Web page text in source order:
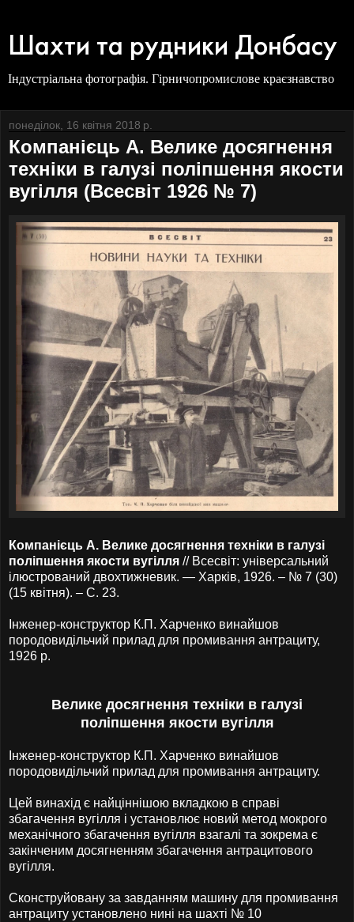
Шахти та рудники Донбасу
Індустріальна фотографія. Гірничопромислове краєзнавство
понеділок, 16 квітня 2018 р.
Компанієць А. Велике досягнення
техніки в галузі поліпшення якости
вугілля (Всесвіт 1926 № 7)
Компанієць А. Велике досягнення техніки в галузі
поліпшення якости вугілля // Всесвіт: універсальний
ілюстрований двохтижневик. — Харків, 1926. – № 7 (30)
(15 квітня). – С. 23.
Інженер-конструктор К.П. Харченко винайшов
породовидільчий прилад для промивання антрациту,
1926 р.
Велике досягнення техніки в галузі
поліпшення якости вугілля
Інженер-конструктор К.П. Харченко винайшов
породовидільчий прилад для промивання антрациту.
Цей винахід є найціннішою вкладкою в справі
збагачення вугілля і установлює новий метод мокрого
механічного збагачення вугілля взагалі та зокрема є
закінченим досягненням збагачення антрацитового
вугілля.
Сконструйовану за завданням машину для промивання
антрациту установлено нині на шахті № 10